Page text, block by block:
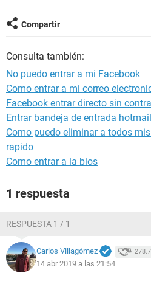
Compartir
Consulta también:
No puedo entrar a mi Facebook
Como entrar a mi correo
Facebook entrar directo sin
Entrar bandeja de entrada hotmail
Como puedo eliminar a todos
rapido
Como entrar a la bios
1 respuesta
RESPUESTA 1 / 1
Carlos Villagómez
14 abr 2019 a las 21:54